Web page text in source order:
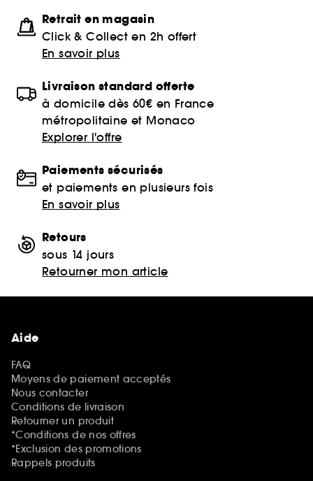
Retrait en magasin
Click & Collect en 2h offert
En savoir plus
Livraison standard offerte
à domicile dès 60€ en France
métropolitaine et Monaco
Explorer l'offre
Paiements sécurisés
et paiements en plusieurs fois
En savoir plus
Retours
sous 14 jours
Retourner mon article
Aide
FAQ
Moyens de paiement acceptés
Nous contacter
Conditions de livraison
Retourner un produit
*Conditions de nos offres
*Exclusion des promotions
Rappels produits